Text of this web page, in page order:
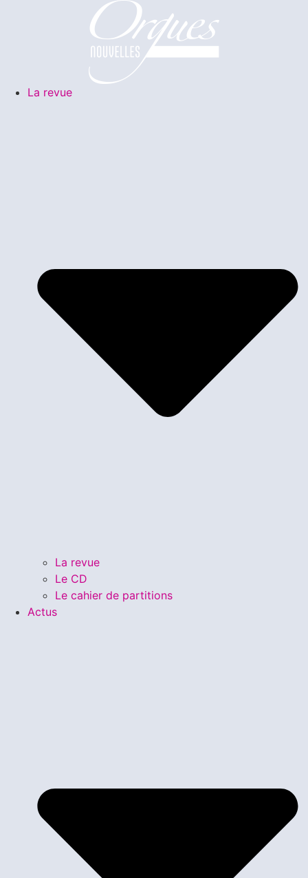
La revue
La revue
Le CD
Le cahier de partitions
Actus